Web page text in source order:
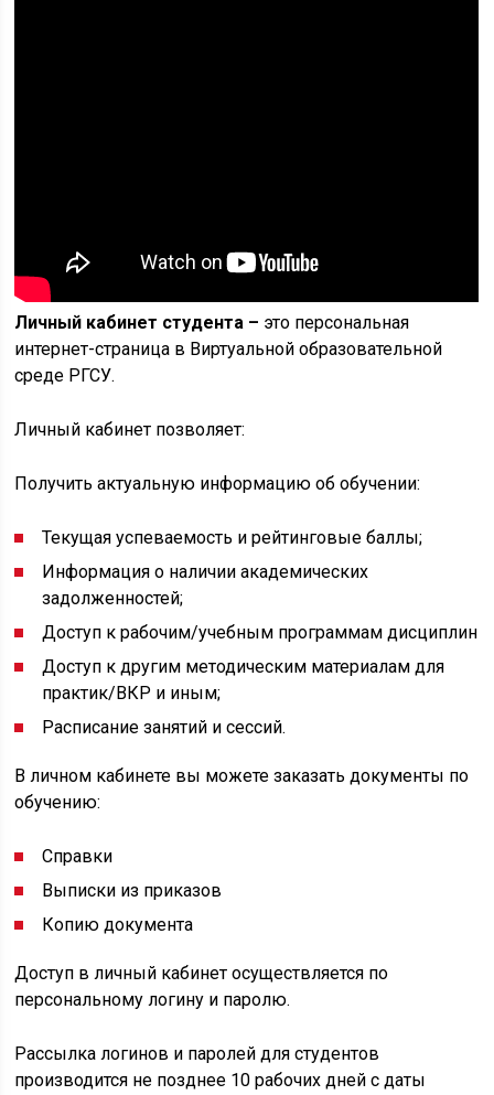
Личный кабинет студента – это персональная
интернет-страница в Виртуальной образовательной
среде РГСУ.
Личный кабинет позволяет:
Получить актуальную информацию об обучении:
Текущая успеваемость и рейтинговые баллы;
Информация о наличии академических
задолженностей;
Доступ к рабочим/учебным программам дисциплин
Доступ к другим методическим материалам для
практик/ВКР и иным;
Расписание занятий и сессий.
В личном кабинете вы можете заказать документы по
обучению:
Справки
Выписки из приказов
Копию документа
Доступ в личный кабинет осуществляется по
персональному логину и паролю.
Рассылка логинов и паролей для студентов
производится не позднее 10 рабочих дней с даты